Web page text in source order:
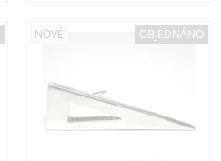
NOVÉ OBJEDNÁNO